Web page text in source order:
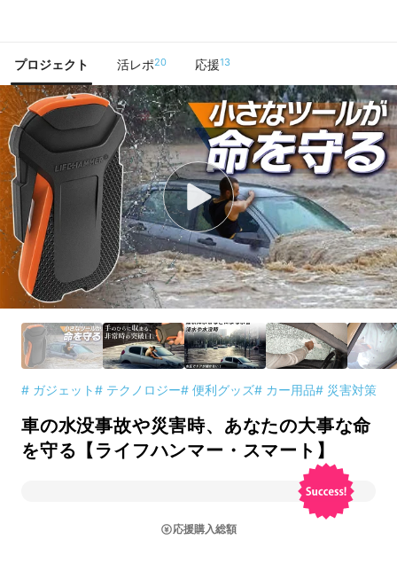
プロジェクト 活レポ20 応援13
# ガジェット# テクノロジー# 便利グッズ# カー用品# 災害対策
車の水没事故や災害時、あなたの大事な命
を守る【ライフハンマー・スマート】
応援購入総額